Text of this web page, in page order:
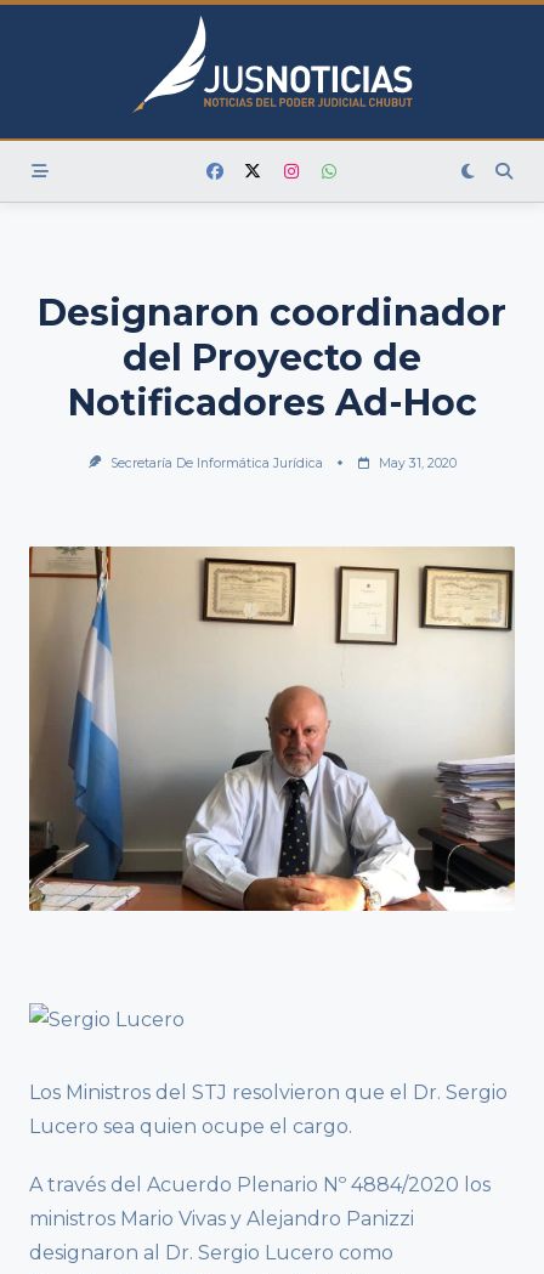
Skip
Designaron coordinador
del Proyecto de
Notificadores Ad-Hoc
Secretaría De Informática Jurídica May 31, 2020
Los Ministros del STJ resolvieron que el Dr. Sergio
Lucero sea quien ocupe el cargo.
A través del Acuerdo Plenario Nº 4884/2020 los
ministros Mario Vivas y Alejandro Panizzi
designaron al Dr. Sergio Lucero como